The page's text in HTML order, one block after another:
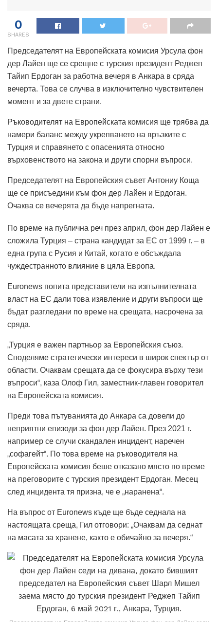
0
SHARES
Председателят на Европейската комисия Урсула фон
дер Лайен ще се срещне с турския президент Реджеп
Тайип Ердоган за работна вечеря в Анкара в сряда
вечерта. Това се случва в изключително чувствителен
момент и за двете страни.
Ръководителят на Европейската комисия ще трябва да
намери баланс между укрепването на връзките с
Турция и справянето с опасенията относно
върховенството на закона и други спорни въпроси.
Председателят на Европейския съвет Антониу Коща
ще се присъедини към фон дер Лайен и Ердоган.
Очаква се вечерята да бъде напрегната.
По време на публична реч през април, фон дер Лайен е
сложила Турция – страна кандидат за ЕС от 1999 г. – в
една група с Русия и Китай, когато е обсъждала
чуждестранното влияние в цяла Европа.
Euronews попита представители на изпълнителната
власт на ЕС дали това изявление и други въпроси ще
бъдат разгледани по време на срещата, насрочена за
сряда.
„Турция е важен партньор за Европейския съюз.
Споделяме стратегически интереси в широк спектър от
области. Очаквам срещата да се фокусира върху тези
въпроси“, каза Олоф Гил, заместник-главен говорител
на Европейската комисия.
Преди това пътуванията до Анкара са довели до
неприятни епизоди за фон дер Лайен. През 2021 г.
например се случи скандален инцидент, наречен
„софагейт“. По това време на ръководителя на
Европейската комисия беше отказано място по време
на преговорите с турския президент Ердоган. Месец
след инцидента тя призна, че е „наранена“.
На въпрос от Euronews къде ще бъде седнала на
настоящата среща, Гил отговори: „Очаквам да седнат
на масата за хранене, както е обичайно за вечеря.“